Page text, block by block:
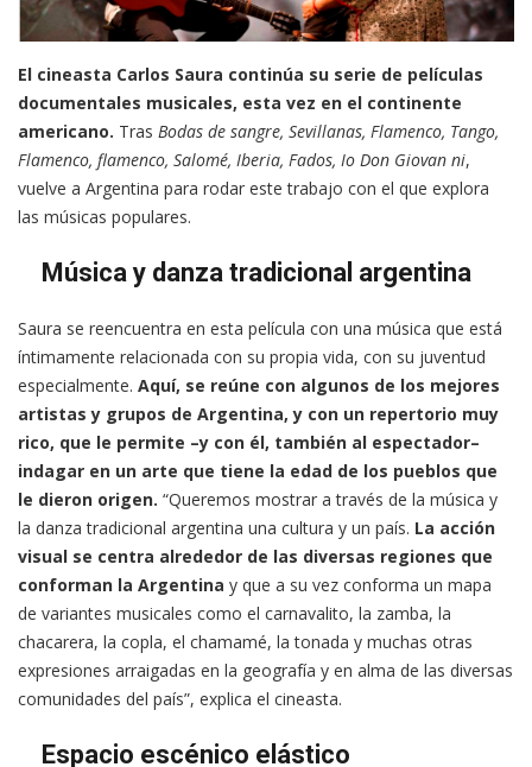
El cineasta Carlos Saura continúa su serie de películas
documentales musicales, esta vez en el continente
americano. Tras Bodas de sangre, Sevillanas, Flamenco, Tango,
Flamenco, flamenco, Salomé, Iberia, Fados, Io Don Giovan ni,
vuelve a Argentina para rodar este trabajo con el que explora
las músicas populares.
Música y danza tradicional argentina
Saura se reencuentra en esta película con una música que está
íntimamente relacionada con su propia vida, con su juventud
especialmente. Aquí, se reúne con algunos de los mejores
artistas y grupos de Argentina, y con un repertorio muy
rico, que le permite –y con él, también al espectador–
indagar en un arte que tiene la edad de los pueblos que
le dieron origen. “Queremos mostrar a través de la música y
la danza tradicional argentina una cultura y un país. La acción
visual se centra alrededor de las diversas regiones que
conforman la Argentina y que a su vez conforma un mapa
de variantes musicales como el carnavalito, la zamba, la
chacarera, la copla, el chamamé, la tonada y muchas otras
expresiones arraigadas en la geografía y en alma de las diversas
comunidades del país”, explica el cineasta.
Espacio escénico elástico